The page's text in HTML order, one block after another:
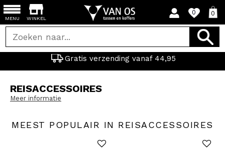
WINKEL
0 0
Gratis verzending vanaf 44,95
MENU
REISACCESSOIRES
Meer informatie
MEEST POPULAIR IN REISACCESSOIRES